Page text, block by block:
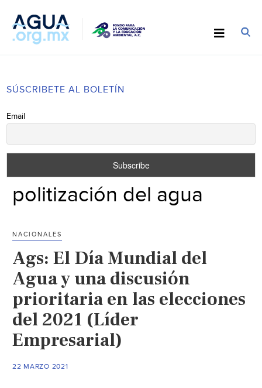
SÚSCRIBETE AL BOLETÍN
Email
politización del agua
NACIONALES
Ags: El Día Mundial del
Agua y una discusión
prioritaria en las elecciones
del 2021 (Líder
Empresarial)
22 MARZO 2021